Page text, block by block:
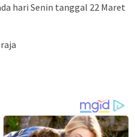
hari Senin tanggal 22 Maret